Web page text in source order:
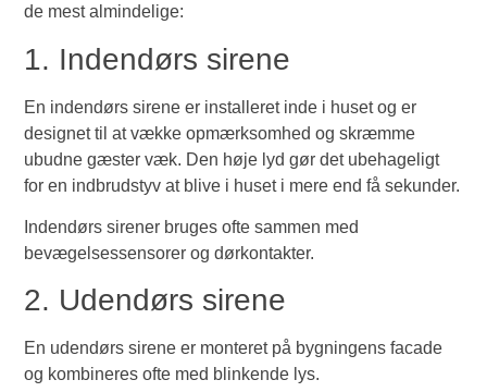
de mest almindelige:
1. Indendørs sirene
En indendørs sirene er installeret inde i huset og er
designet til at vække opmærksomhed og skræmme
ubudne gæster væk. Den høje lyd gør det ubehageligt
for en indbrudstyv at blive i huset i mere end få sekunder.
Indendørs sirener bruges ofte sammen med
bevægelsessensorer og dørkontakter.
2. Udendørs sirene
En udendørs sirene er monteret på bygningens facade
og kombineres ofte med blinkende lys.